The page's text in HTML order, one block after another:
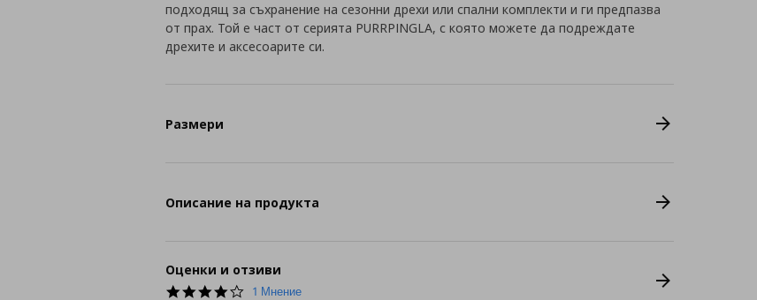
подходящ за съхранение на сезонни дрехи или спални комплекти и ги предпазва
от прах. Той е част от серията PURRPINGLA, с която можете да подреждате
дрехите и аксесоарите си.
Размери
Описание на продукта
Оценки и отзиви
4.0
1 Мнение